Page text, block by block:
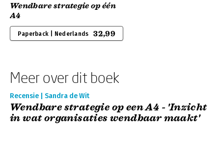
Wendbare strategie op één
A4
Paperback | Nederlands 32,99
Meer over dit boek
Recensie | Sandra de Wit
Wendbare strategie op een A4 - 'Inzicht
in wat organisaties wendbaar maakt'